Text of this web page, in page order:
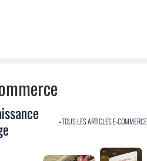
+ TOUS LES ARTICLES E-COMMERCE